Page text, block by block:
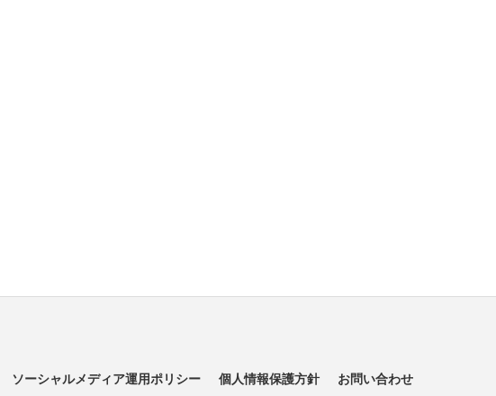
ソーシャルメディア運用ポリシー 個人情報保護方針 お問い合わせ